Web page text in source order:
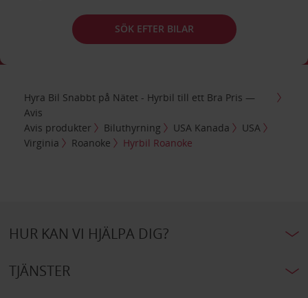
SÖK EFTER BILAR
Hyra Bil Snabbt på Nätet - Hyrbil till ett Bra Pris —
Avis
Avis produkter
Biluthyrning USA Kanada
USA
Virginia
Roanoke Hyrbil Roanoke
HUR KAN VI HJÄLPA DIG?
TJÄNSTER